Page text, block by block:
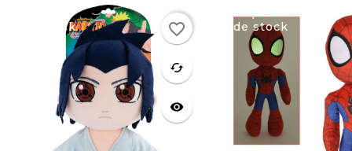
Rupture
de stock
favorite
cached
visibility
favorite_border
de stock